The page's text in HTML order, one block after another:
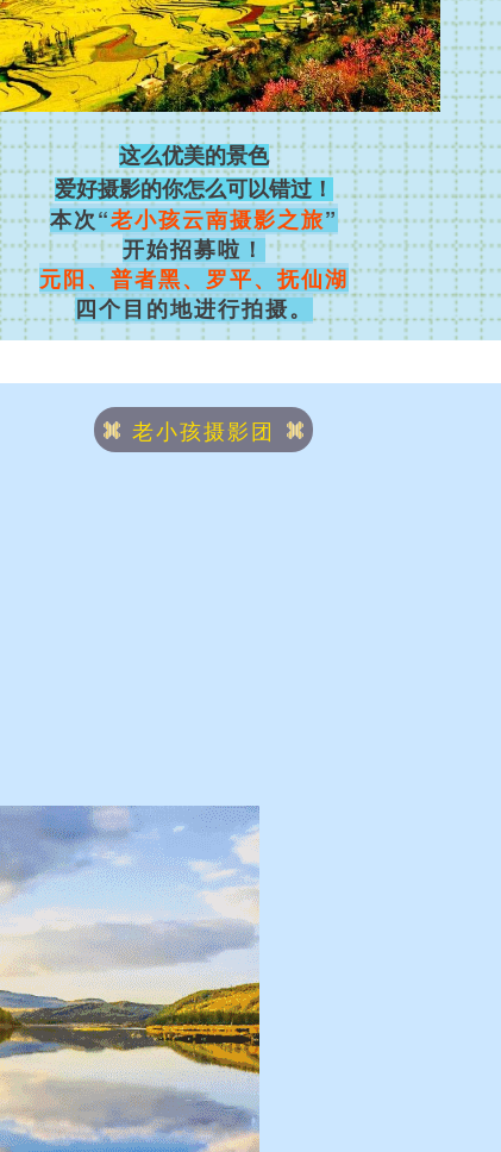
这么优美的景色
爱好摄影的你怎么可以错过！
本次“老小孩云南摄影之旅”
开始招募啦！
元阳、普者黑、罗平、抚仙湖
四个目的地进行拍摄。
老小孩摄影团